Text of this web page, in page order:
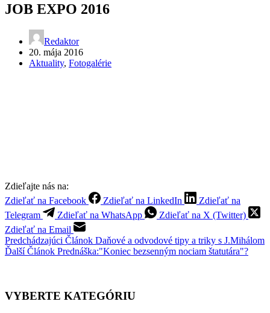
JOB EXPO 2016
Redaktor
20. mája 2016
Aktuality, Fotogalérie
Zdieľajte nás na:
Zdieľať na Facebook
Zdieľať na LinkedIn
Zdieľať na
Telegram
Zdieľať na WhatsApp
Zdieľať na X (Twitter)
Zdieľať na Email
Predchádzajúci Článok Daňové a odvodové tipy a triky s J.Mihálom
ĎalšíČlánok Prednáška:"Koniec bezsenným nociam štatutára"?
VYBERTE KATEGÓRIU